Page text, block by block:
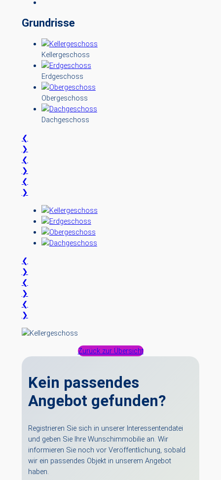
Grundrisse
Kellergeschoss
Erdgeschoss
Obergeschoss
Dachgeschoss
❮
❯
❮
❯
❮
❯
❮
❯
❮
❯
❮
❯
Zurück zur Übersicht
Kein passendes
Angebot gefunden?
Registrieren Sie sich in unserer Interessentendatei
und geben Sie Ihre Wunschimmobilie an. Wir
informieren Sie noch vor Veröffentlichung, sobald
wir ein passendes Objekt in unserem Angebot
haben.